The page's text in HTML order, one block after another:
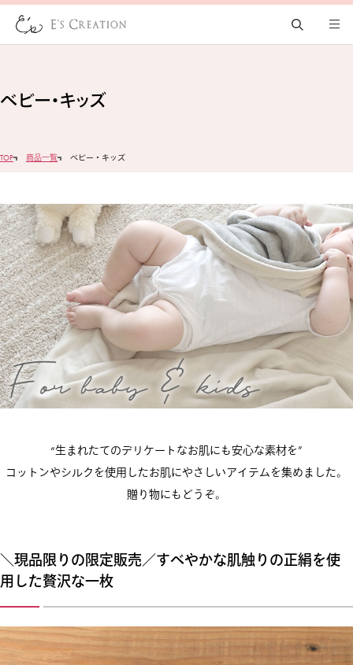
ベビー・キッズ
TOP 商品一覧 ベビー・キッズ
“生まれたてのデリケートなお肌にも安心な素材を”
コットンやシルクを使用したお肌にやさしいアイテムを集めました。
贈り物にもどうぞ。
＼現品限りの限定販売／すべやかな肌触りの正絹を使
用した贅沢な一枚